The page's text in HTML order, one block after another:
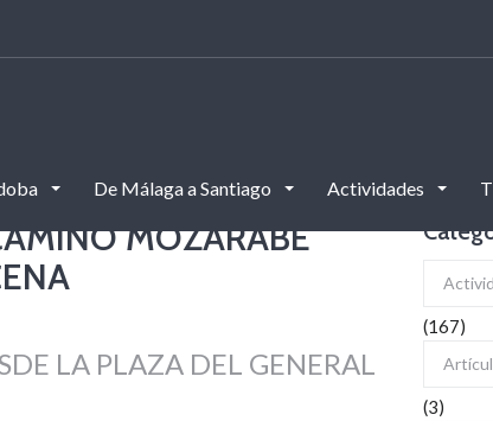
De Málaga a Santiago Actividades
MOZARABE
LA PLAZA DEL GENERAL
(167)
(3)